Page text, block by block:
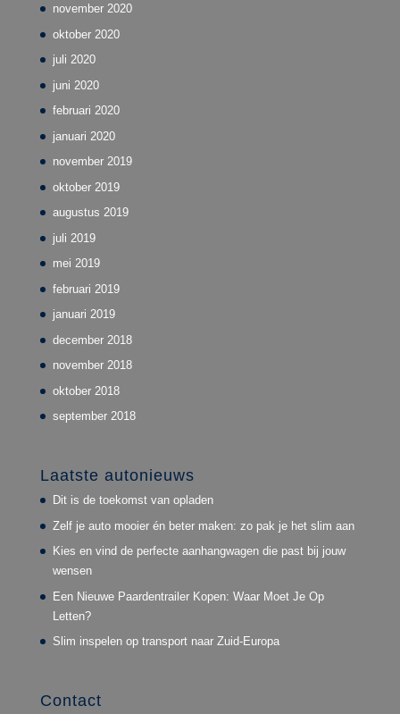
november 2020
oktober 2020
juli 2020
juni 2020
februari 2020
januari 2020
november 2019
oktober 2019
augustus 2019
juli 2019
mei 2019
februari 2019
januari 2019
december 2018
november 2018
oktober 2018
september 2018
Laatste autonieuws
Dit is de toekomst van opladen
Zelf je auto mooier én beter maken: zo pak je het slim aan
Kies en vind de perfecte aanhangwagen die past bij jouw
wensen
Een Nieuwe Paardentrailer Kopen: Waar Moet Je Op
Letten?
Slim inspelen op transport naar Zuid-Europa
Contact